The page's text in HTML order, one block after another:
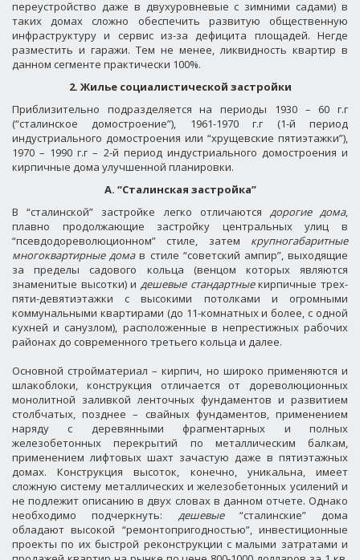
переустройство даже в двухуровневые с зимними садами) в
таких домах сложно обеспечить развитую общественную
инфраструктуру и сервис из-за дефицита площадей. Негде
разместить и гаражи. Тем не менее, ликвидность квартир в
данном сегменте практически 100%.
2. Жилье социалистической застройки
Приблизительно подразделяется на периоды 1930 – 60 г.г
(“сталинское домостроение”), 1961-1970 г.г (1-й период
индустриального домостроения или “хрущевские пятиэтажки”),
1970 – 1990 г.г – 2-й период индустриального домостроения и
кирпичные дома улучшенной планировки.
А. “Сталинская застройка”
В “сталинской” застройке легко отличаются дорогие дома,
плавно продолжающие застройку центральных улиц в
“псевдодореволюционном” стиле, затем крупногабаритные
многоквартирные домав стиле “советский ампир”, выходящие
за пределы садового кольца (венцом которых являются
знаменитые высотки) и дешевые стандартныекирпичные трех-
пяти-девятиэтажки с высокими потолками и огромными
коммунальными квартирами (до 11-комнатных и более, с одной
кухней и санузлом), расположенные в непрестижных рабочих
районах до современного третьего кольца и далее.
Основной стройматериал – кирпич, но широко применяются и
шлакоблоки, конструкция отличается от дореволюционных
монолитной заливкой ленточных фундаментов и развитием
столбчатых, позднее – свайных фундаментов, применением
наряду с деревянными фрагментарных и полных
железобетонных перекрытий по металлическим балкам,
применением лифтовых шахт зачастую даже в пятиэтажных
домах. Конструкция высоток, конечно, уникальна, имеет
сложную систему металлических и железобетонных усилений и
не подлежит описанию в двух словах в данном отчете. Однако
необходимо подчеркнуть: дешевые“сталинские” дома
обладают высокой “ремонтопригодностью”, инвестиционные
проекты по их быстрой реконструкции с малыми затратами и